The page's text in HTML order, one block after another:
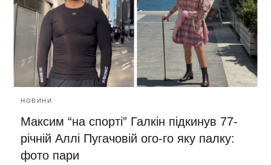
НОВИНИ
Максим “на спорті” Галкін підкинув 77-
річній Аллі Пугачовій ого-го яку палку:
фото пари